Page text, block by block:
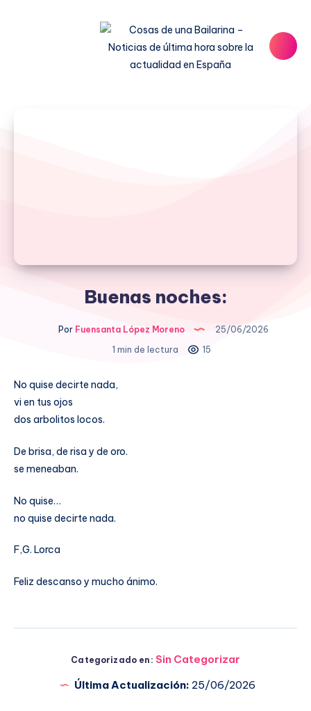
Buenas noches:
Por Fuensanta López Moreno
25/06/2026
1 min de lectura
15
No quise decirte nada,
vi en tus ojos
dos arbolitos locos.
De brisa, de risa y de oro.
se meneaban.
No quise…
no quise decirte nada.
F,G. Lorca
Feliz descanso y mucho ánimo.
Categorizado en: Sin Categorizar
Última Actualización: 25/06/2026